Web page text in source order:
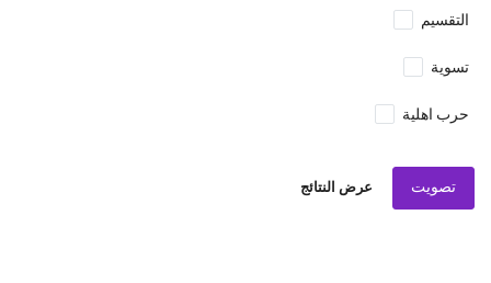
التقسيم
تسوية
حرب اهلية
تصويت عرض النتائج